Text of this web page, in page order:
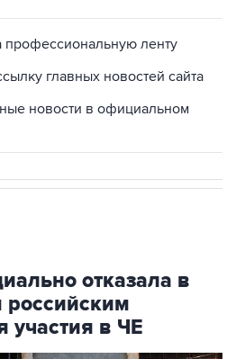
профессиональную ленту
главных новостей сайта
новости в официальном
отказала в
участия в ЧЕ